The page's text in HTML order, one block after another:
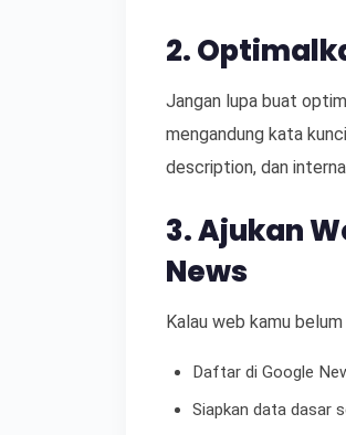
2.
Jangan lupa buat
mengandung kata
description, dan
3. Ajukan
News
Kalau web kamu
Daftar di Google
Siapkan data dasar